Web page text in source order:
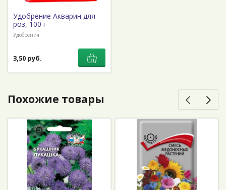
Удобрение Акварин для
роз, 100 г
Удобрения
3,50 руб.
Похожие товары